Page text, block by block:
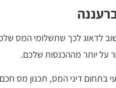
לדאוג לכך שתשלומי המס
על יותר מההכנסות שלכם.
בתחום דיני המס, תכנון מס